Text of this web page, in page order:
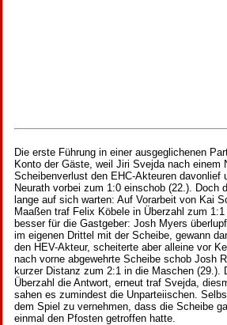
Die erste Führung in einer ausgeglichenen
Konto der Gäste, weil Jiri Svejda nach einem
Scheibenverlust den EHC-Akteuren davonlief
Neurath vorbei zum 1:0 einschob (22.). Doch
lange auf sich warten: Auf Vorarbeit von Kai
Maaßen traf Felix Köbele in Überzahl zum
besser für die Gastgeber: Josh Myers
im eigenen Drittel mit der Scheibe, gewann
den HEV-Akteur, scheiterte aber alleine vor
nach vorne abgewehrte Scheibe schob Josh
kurzer Distanz zum 2:1 in die Maschen (29.).
Überzahl die Antwort, erneut traf Svejda,
sahen es zumindest die Unparteiischen.
dem Spiel zu vernehmen, dass die Scheibe
einmal den Pfosten getroffen hatte.